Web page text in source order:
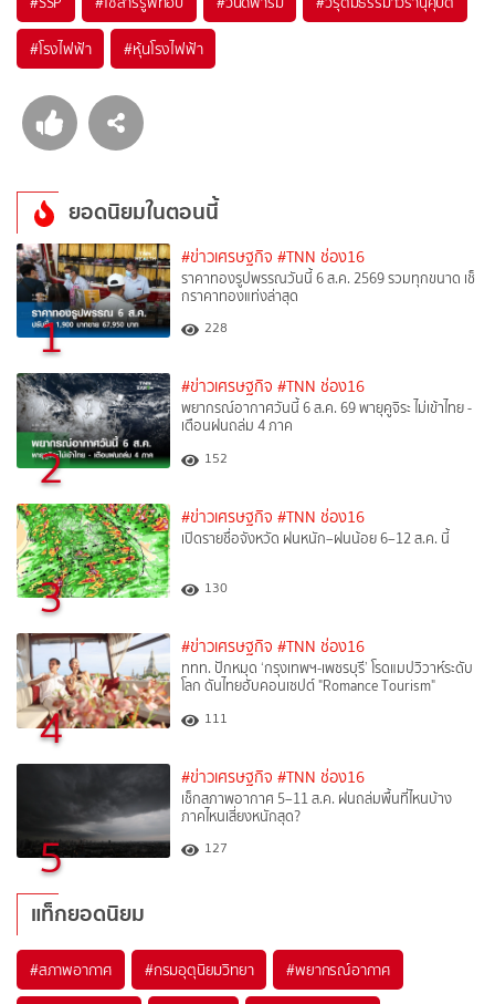
#โรงไฟฟ้า #หุ้นโรงไฟฟ้า
ยอดนิยมในตอนนี้
1
#ข่าวเศรษฐกิจ #TNN ช่อง16
ราคาทองรูปพรรณวันนี้ 6 ส.ค. 2569 รวมทุกขนาด เช็
กราคาทองแท่งล่าสุด
228
2
#ข่าวเศรษฐกิจ #TNN ช่อง16
พยากรณ์อากาศวันนี้ 6 ส.ค. 69 พายุคูจิระ ไม่เข้าไทย -
เตือนฝนถล่ม 4 ภาค
152
3
#ข่าวเศรษฐกิจ #TNN ช่อง16
เปิดรายชื่อจังหวัด ฝนหนัก–ฝนน้อย 6–12 ส.ค. นี้
130
4
#ข่าวเศรษฐกิจ #TNN ช่อง16
ททท. ปักหมุด ‘กรุงเทพฯ-เพชรบุรี’ โรดแมปวิวาห์ระดับ
โลก ดันไทยฮับคอนเซปต์ "Romance Tourism"
111
5
#ข่าวเศรษฐกิจ #TNN ช่อง16
เช็กสภาพอากาศ 5–11 ส.ค. ฝนถล่มพื้นที่ไหนบ้าง
ภาคไหนเสี่ยงหนักสุด?
127
แท็กยอดนิยม
#สภาพอากาศ #กรมอุตุนิยมวิทยา #พยากรณ์อากาศ